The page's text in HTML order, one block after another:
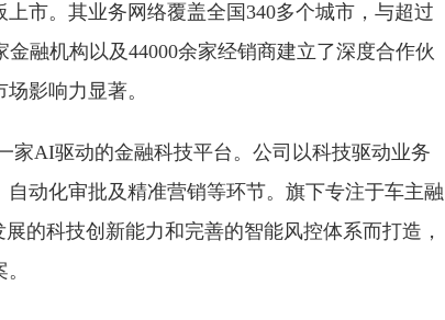
市。其业务网络覆盖全国340多个城市，与超过
融机构以及44000余家经销商建立了深度合作伙
影响力显著。
家AI驱动的金融科技平台。公司以科技驱动业务
动化审批及精准营销等环节。旗下专注于车主融
的科技创新能力和完善的智能风控体系而打造，